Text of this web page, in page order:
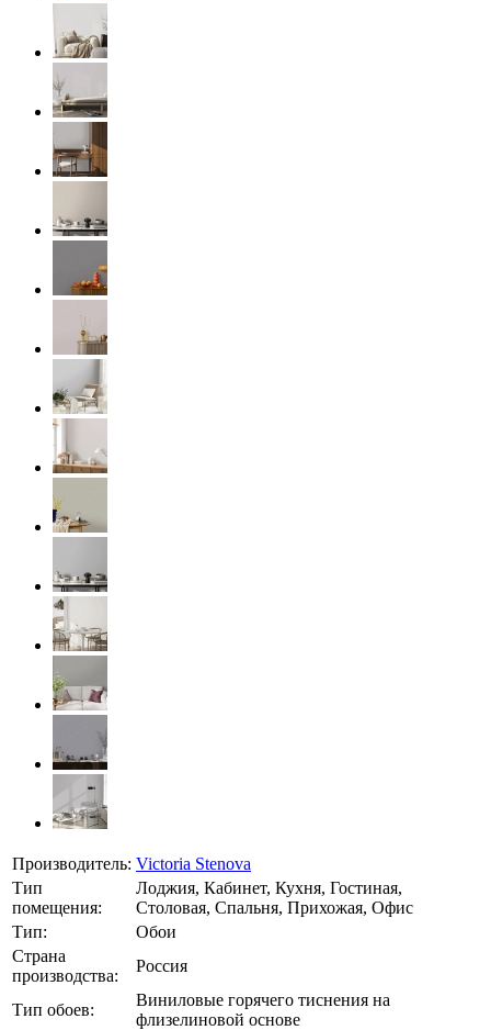
Производитель: Victoria Stenova
Тип
помещения:
Лоджия, Кабинет, Кухня, Гостиная,
Столовая, Спальня, Прихожая, Офис
Тип:
Обои
Страна
производства:
Россия
Тип обоев:
Виниловые горячего тиснения на
флизелиновой основе